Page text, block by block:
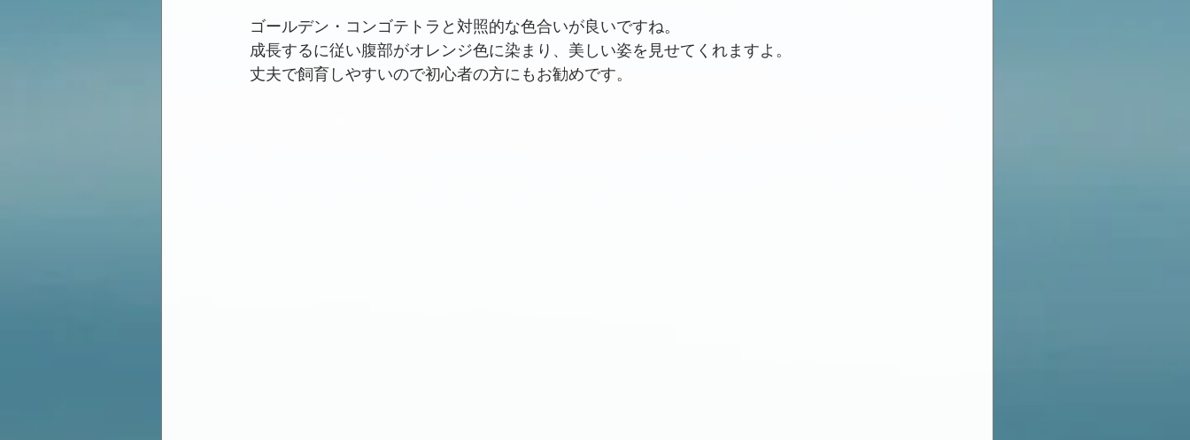
ゴールデン・コンゴテトラと対照的な色合いが良いですね。
成長するに従い腹部がオレンジ色に染まり、美しい姿を見せてくれますよ。
丈夫で飼育しやすいので初心者の方にもお勧めです。